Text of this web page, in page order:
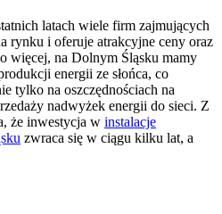
latach wiele firm zajmujących
rynku i oferuje atrakcyjne ceny oraz
więcej, na Dolnym Śląsku mamy
energii ze słońca, co
tylko na oszczędnościach na
nadwyżek energii do sieci. Z
że inwestycja w instalacje
zwraca się w ciągu kilku lat, a